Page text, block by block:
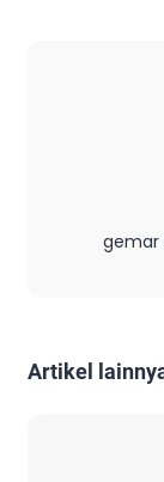
gemar
Artikel